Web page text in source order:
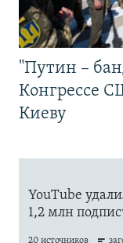
"Путин –
Конгрессе
Киеву